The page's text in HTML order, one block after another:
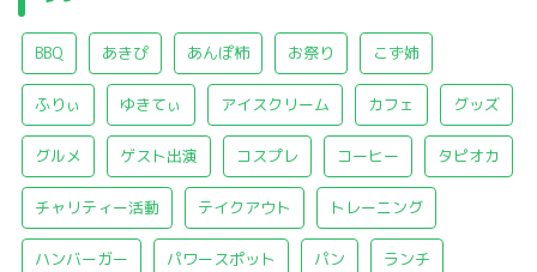
BBQ あきぴ あんぽ柿 お祭り こず姉
ふりぃ ゆきてぃ アイスクリーム カフェ グッズ
グルメ ゲスト出演 コスプレ コーヒー タピオカ
チャリティー活動 テイクアウト トレーニング
ハンバーガー パワースポット パン ランチ